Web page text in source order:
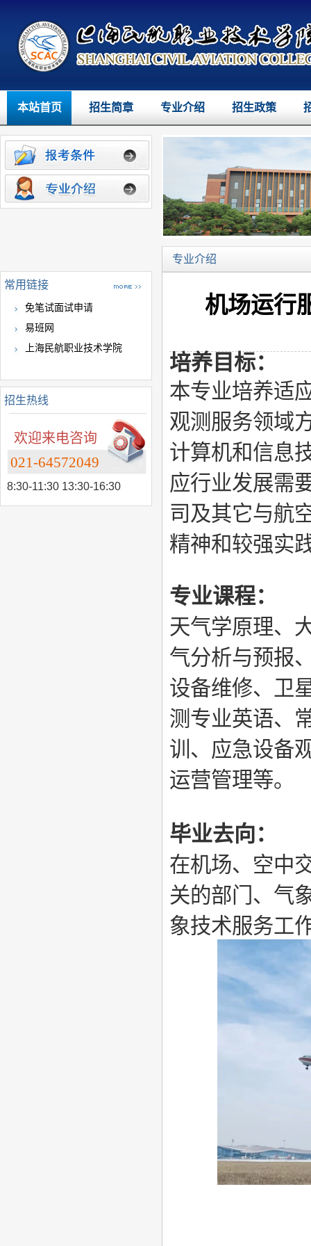
本站首页 招生简章 专业介绍 招生政策
常用链接
免笔试面试申请
易班网
上海民航职业技术学院
招生热线
欢迎来电咨询
021-64572049
8:30-11:30 13:30-16:30
专业介绍
机场运行
培养目标：
本专业培养适
观测服务领域
计算机和信息
应行业发展需
司及其它与航
精神和较强实
专业课程：
天气学原理、
气分析与预报
设备维修、卫
测专业英语、
训、应急设备
运营管理等。
毕业去向：
在机场、空中
关的部门、气
象技术服务工